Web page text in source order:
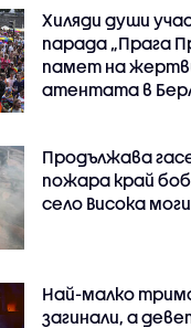
Хиляди души
парада „Прага
памет на
атентата в
Продължава
пожара край
село Висока
Най-малко
загинали, а